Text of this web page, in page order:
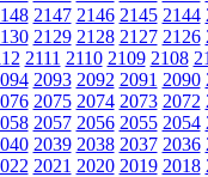
2147 2146 2145 2144
2129 2128 2127 2126
2111 2110 2109 2108
2093 2092 2091 2090
2075 2074 2073 2072
2057 2056 2055 2054
2039 2038 2037 2036
2021 2020 2019 2018